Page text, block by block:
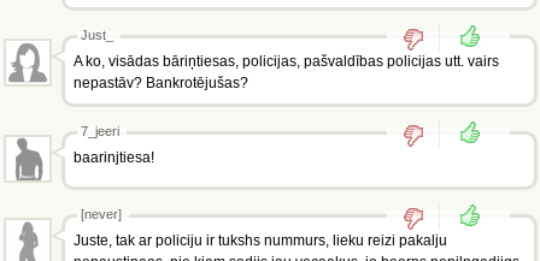
Just_
A ko, visādas bāriņtiesas, policijas, pašvaldības policijas utt. vairs
nepastāv? Bankrotējušas?
7_jeeri
baarinjtiesa!
[never]
Juste, tak ar policiju ir tukshs nummurs, lieku reizi pakalju